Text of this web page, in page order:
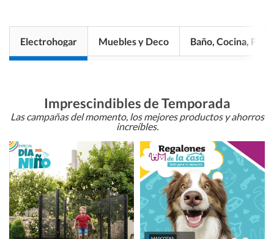
Electrohogar Muebles y Deco Baño, Cocina, Pisos
Imprescindibles de Temporada
Las campañas del momento, los mejores productos y ahorros
increíbles.